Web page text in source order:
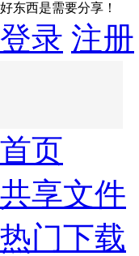
好东西是需要分享！
登录 注册
首页
共享文件
热门下载